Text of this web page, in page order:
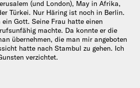
(und London), May in Afrika,
Türkei. Nur Häring ist noch in Berlin.
Gott. Seine Frau hatte einen
machte. Da konnte er die
übernehmen, die man mir angeboten
hatte nach Stambul zu gehen. Ich
verzichtet.